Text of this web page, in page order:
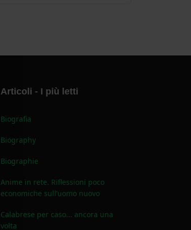
Articoli - I più letti
Biografia
Biography
Biographie
Anime in rete. Riflessioni poco
economiche sull’uomo nuovo
Calabrese per caso... ancora una
volta